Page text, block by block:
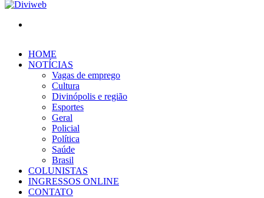
HOME
NOTÍCIAS
Vagas de emprego
Cultura
Divinópolis e região
Esportes
Geral
Policial
Política
Saúde
Brasil
COLUNISTAS
INGRESSOS ONLINE
CONTATO